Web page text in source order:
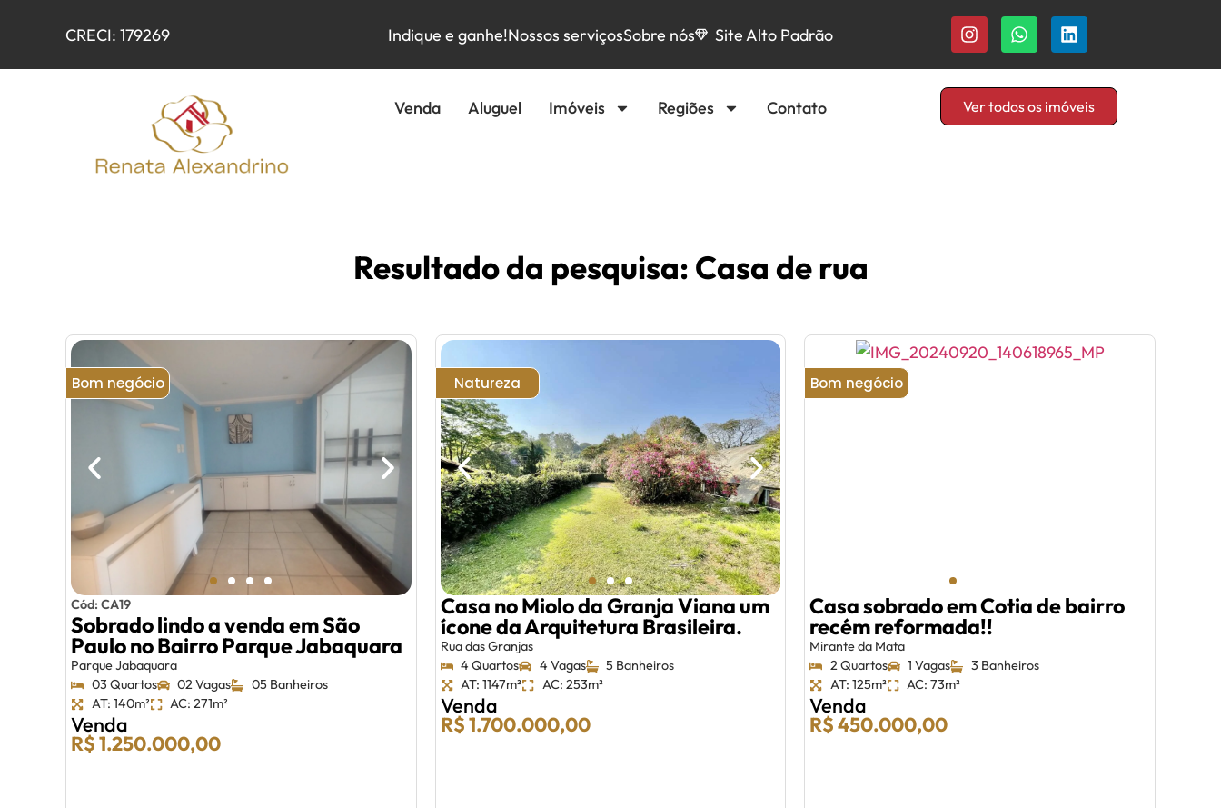
CRECI: 179269 Indique e ganhe!Nossos serviçosSobre nós Site Alto Padrão
Venda Aluguel Imóveis Regiões Contato Ver todos os imóveis
Resultado da pesquisa: Casa de rua
Bom negócio
Cód: CA19
Sobrado lindo a venda em São
Paulo no Bairro Parque Jabaquara
Parque Jabaquara
03 Quartos
02 Vagas
05 Banheiros
AT: 140m²
AC: 271m²
Venda
R$ 1.250.000,00
Natureza
Casa no Miolo da Granja Viana um
ícone da Arquitetura Brasileira.
Rua das Granjas
4 Quartos
4 Vagas
5 Banheiros
AT: 1147m²
AC: 253m²
Venda
R$ 1.700.000,00
Bom negócio
Casa sobrado em Cotia de bairro
recém reformada!!
Mirante da Mata
2 Quartos
1 Vagas
3 Banheiros
AT: 125m²
AC: 73m²
Venda
R$ 450.000,00